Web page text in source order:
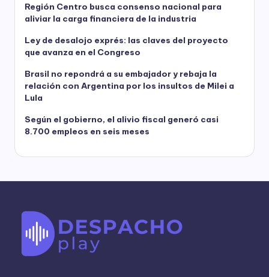
Región Centro busca consenso nacional para
aliviar la carga financiera de la industria
Ley de desalojo exprés: las claves del proyecto
que avanza en el Congreso
Brasil no repondrá a su embajador y rebaja la
relación con Argentina por los insultos de Milei a
Lula
Según el gobierno, el alivio fiscal generó casi
8.700 empleos en seis meses